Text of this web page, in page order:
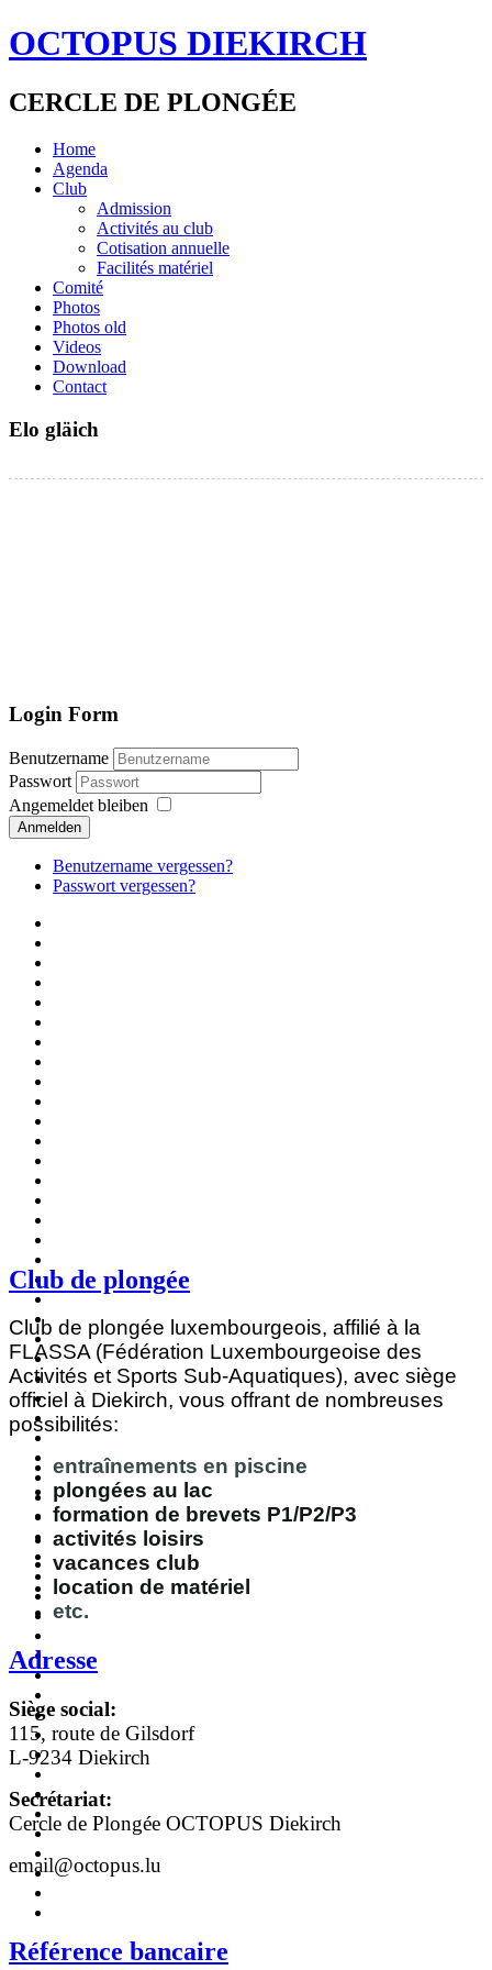
OCTOPUS DIEKIRCH
CERCLE DE PLONGÉE
Home
Agenda
Club
Admission
Activités au club
Cotisation annuelle
Facilités matériel
Comité
Photos
Photos old
Videos
Download
Contact
Elo gläich
Login Form
Benutzername
Passwort
Angemeldet bleiben
Anmelden
Benutzername vergessen?
Passwort vergessen?
Club de plongée
Club de plongée luxembourgeois, affilié à la
FLASSA (Fédération Luxembourgeoise des
Activités et Sports Sub-Aquatiques), avec siège
officiel à Diekirch, vous offrant de nombreuses
possibilités:
entraînements en piscine
plongées au lac
formation de brevets P1/P2/P3
activités loisirs
vacances club
location de matériel
etc.
Adresse
Siège social:
115, route de Gilsdorf
L-9234 Diekirch
Secrétariat:
Cercle de Plongée OCTOPUS Diekirch
email@octopus.lu
Référence bancaire